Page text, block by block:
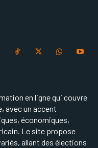
en ligne qui couvre
avec un accent
économiques,
Le site propose
allant des élections